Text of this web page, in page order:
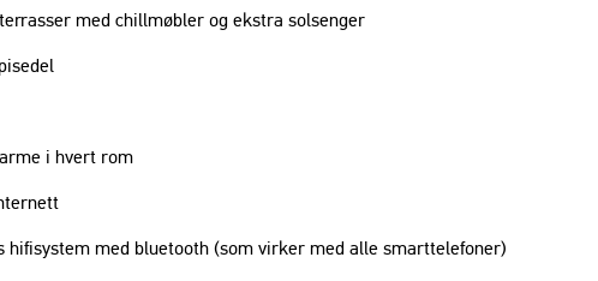
med chillmøbler og ekstra solsenger
i hvert rom
hifisystem med bluetooth (som virker med alle smarttelefoner)